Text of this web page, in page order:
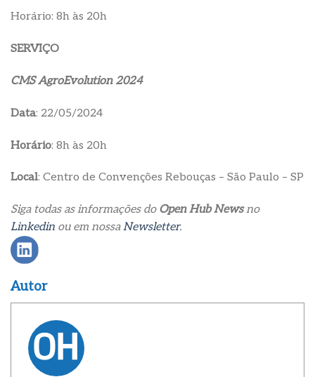
Horário: 8h às 20h
SERVIÇO
CMS AgroEvolution 2024
Data: 22/05/2024
Horário: 8h às 20h
Local: Centro de Convenções Rebouças – São Paulo – SP
Siga todas as informações do Open Hub Newsno
Linkedin ou em nossaNewsletter.
Autor